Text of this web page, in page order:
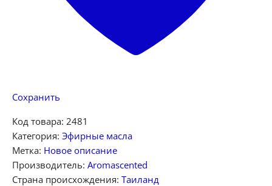
Сохранить
Код товара: 2481
Категория: Эфирные масла
Метка: Новое описание
Производитель: Aromascented
Страна происхождения: Таиланд